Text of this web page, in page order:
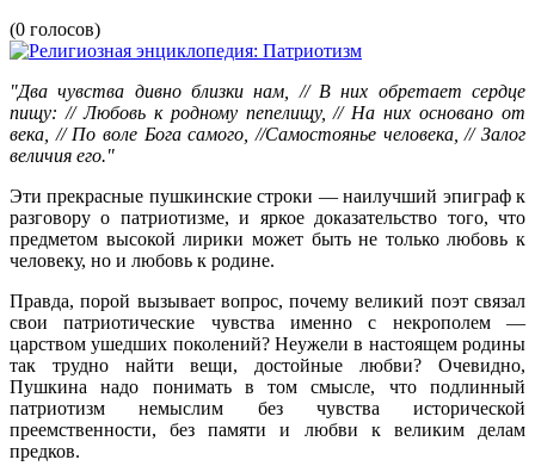
(0 голосов)
"Два чувства дивно близки нам, // В них обретает сердце
пищу: // Любовь к родному пепелищу, // На них основано от
века, // По воле Бога самого, //Самостоянье человека, // Залог
величия его."
Эти прекрасные пушкинские строки — наилучший эпиграф к
разговору о патриотизме, и яркое доказательство того, что
предметом высокой лирики может быть не только любовь к
человеку, но и любовь к родине.
Правда, порой вызывает вопрос, почему великий поэт связал
свои патриотические чувства именно с некрополем —
царством ушедших поколений? Неужели в настоящем родины
так трудно найти вещи, достойные любви? Очевидно,
Пушкина надо понимать в том смысле, что подлинный
патриотизм немыслим без чувства исторической
преемственности, без памяти и любви к великим делам
предков.